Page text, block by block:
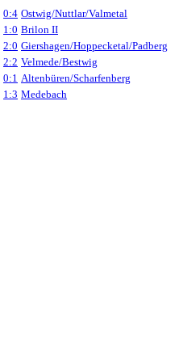
0:4 Ostwig/Nuttlar/Valmetal
1:0 Brilon II
2:0 Giershagen/Hoppecketal/Padberg
2:2 Velmede/Bestwig
0:1 Altenbüren/Scharfenberg
1:3 Medebach